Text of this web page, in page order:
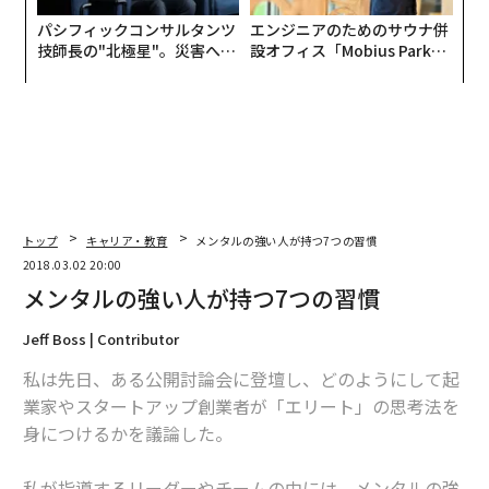
パシフィックコンサルタンツ
技師長の"北極星"。災害への
エンジニアのためのサウナ併
設オフィス「Mobius Park」
トップ キャリア・教育
メンタルの強い人が持つ7つの習慣
2018.03.02 20:00
メンタルの強い人が持つ7つの習慣
Jeff Boss | Contributor
私は先日、ある公開討論会に登壇し、どのようにして起
業家やスタートアップ創業者が「エリート」の思考法を
身につけるかを議論した。